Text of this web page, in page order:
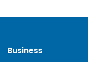
Business